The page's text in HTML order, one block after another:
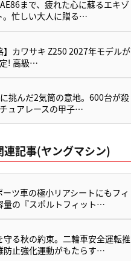
まで、疲れた心に蘇るエキゾ
。忙しい大人に贈る…
】カワサキ Z250 2027年モデルが
! 高級…
挑んだ2気筒の意地。600台が殺
ュアレースの甲子…
連記事(ヤングマシン)
ーツ車の極小リアシートにもフィ
量の『スポルトフィット…
守る秋の約束。二輪車安全運転推
防止強化運動がもたらす…